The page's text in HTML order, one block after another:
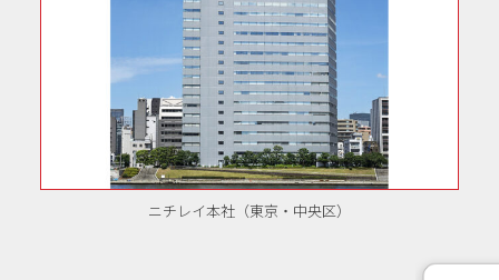
ニチレイ本社（東京・中央区）